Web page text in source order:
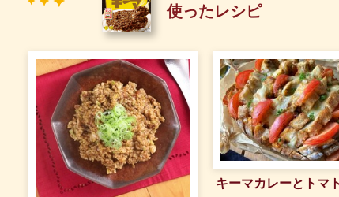
使ったレシピ
キーマカレーとトマ